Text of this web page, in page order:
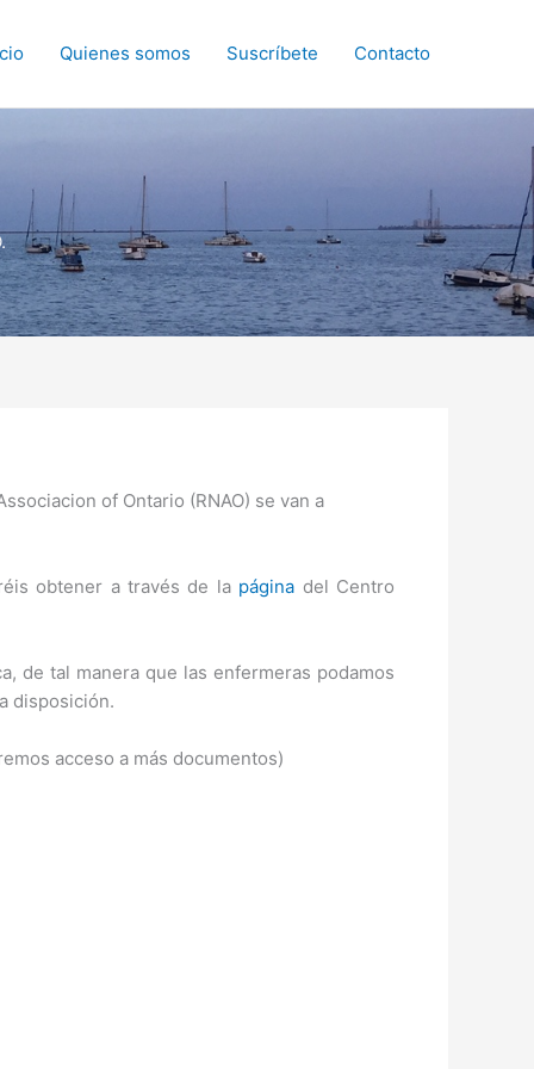
Quienes somos Suscríbete Contacto
of Ontario (RNAO) se van a
obtener a través de la página del Centro
de tal manera que las enfermeras podamos
disposición.
acceso a más documentos)